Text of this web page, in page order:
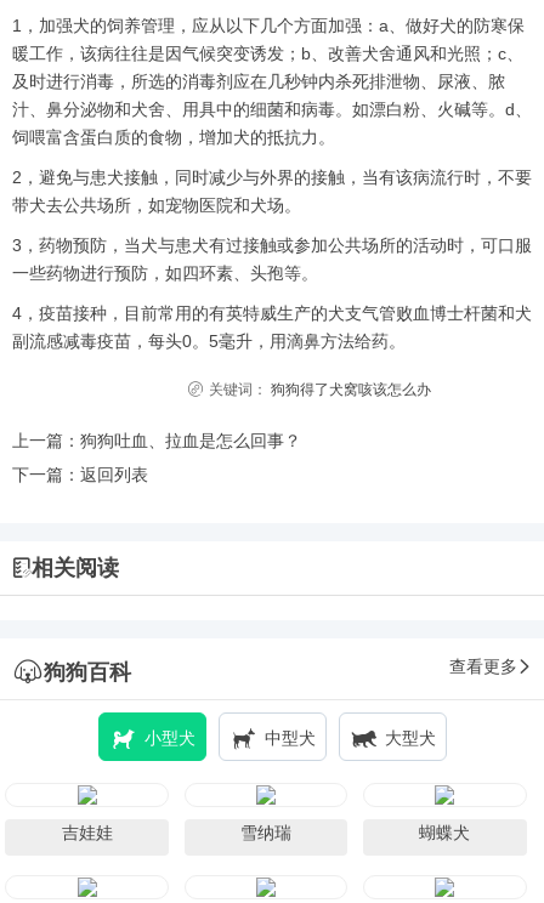
1，加强犬的饲养管理，应从以下几个方面加强：a、做好犬的防寒保
暖工作，该病往往是因气候突变诱发；b、改善犬舍通风和光照；c、
及时进行消毒，所选的消毒剂应在几秒钟内杀死排泄物、尿液、脓
汁、鼻分泌物和犬舍、用具中的细菌和病毒。如漂白粉、火碱等。d、
饲喂富含蛋白质的食物，增加犬的抵抗力。
2，避免与患犬接触，同时减少与外界的接触，当有该病流行时，不要
带犬去公共场所，如宠物医院和犬场。
3，药物预防，当犬与患犬有过接触或参加公共场所的活动时，可口服
一些药物进行预防，如四环素、头孢等。
4，疫苗接种，目前常用的有英特威生产的犬支气管败血博士杆菌和犬
副流感减毒疫苗，每头0。5毫升，用滴鼻方法给药。
关键词： 狗狗得了犬窝咳该怎么办
上一篇： 狗狗吐血、拉血是怎么回事？
下一篇： 返回列表
相关阅读
狗狗百科 查看更多
小型犬 中型犬 大型犬
吉娃娃 雪纳瑞 蝴蝶犬